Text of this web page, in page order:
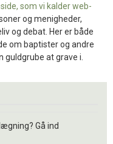
som vi kalder web-
og menigheder,
og debat. Her er både
om baptister og andre
guldgrube at grave i.
Gå ind